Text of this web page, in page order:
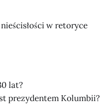
w retoryce
lat?
prezydentem Kolumbii?